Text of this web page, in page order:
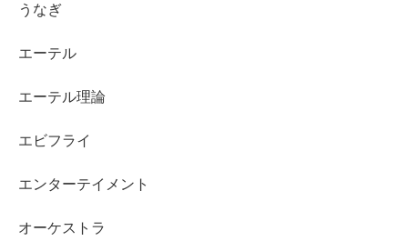
うなぎ
エーテル
エーテル理論
エビフライ
エンターテイメント
オーケストラ